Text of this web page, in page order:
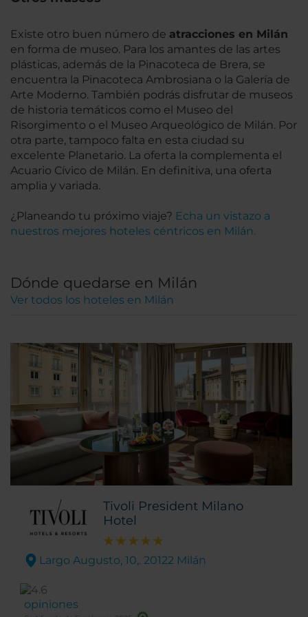
Existe otro buen número de atracciones en Milán
en forma de museo. Para los amantes de las artes
plásticas, además de la Pinacoteca de Brera, se
encuentra la Pinacoteca Ambrosiana o la Galería de
Arte Moderno. También podrás disfrutar de museos
de historia temáticos como el Museo del
Risorgimento o el Museo Arqueológico de Milán. Por
otra parte, tampoco falta en esta ciudad su
excelente Planetario. La oferta la complementa el
Acuario Cívico de Milán. En definitiva, una oferta
amplia y variada.
¿Planeando tu próximo viaje? Echa un vistazo a
nuestros mejores hoteles céntricos en Milán.
Dónde quedarse en Milán
Ver todos los hoteles en Milán
Tivoli President Milano
Hotel
Largo Augusto, 10,. 20122 Milán
opiniones